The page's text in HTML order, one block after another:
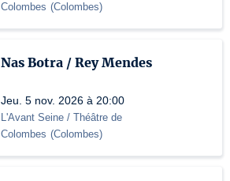
Colombes (Colombes)
Nas Botra / Rey Mendes
Jeu. 5 nov. 2026 à 20:00
L'Avant Seine / Théâtre de
Colombes (Colombes)